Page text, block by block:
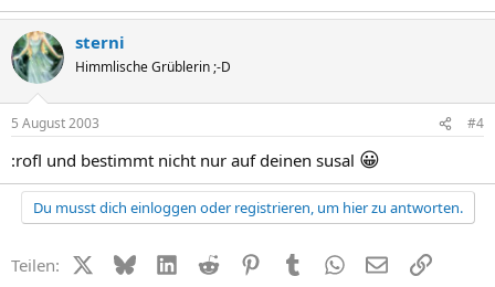
sterni
Himmlische Grüblerin ;-D
5 August 2003 #4
:rofl und bestimmt nicht nur auf deinen susal 😀
Du musst dich einloggen oder registrieren, um hier zu antworten.
Teilen: X (Twitter)
BlueskyLinkedIn
Reddit PinterestTumblr WhatsApp
E-MailLink